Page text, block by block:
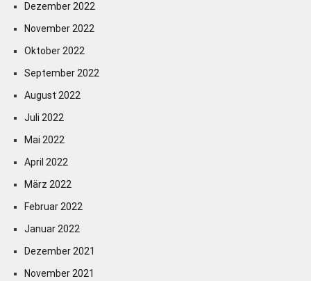
Dezember 2022
November 2022
Oktober 2022
September 2022
August 2022
Juli 2022
Mai 2022
April 2022
März 2022
Februar 2022
Januar 2022
Dezember 2021
November 2021